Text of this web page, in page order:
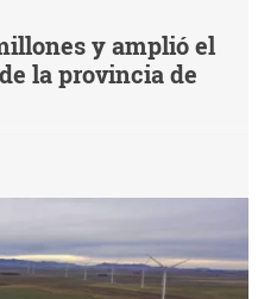
y amplió el
la provincia de